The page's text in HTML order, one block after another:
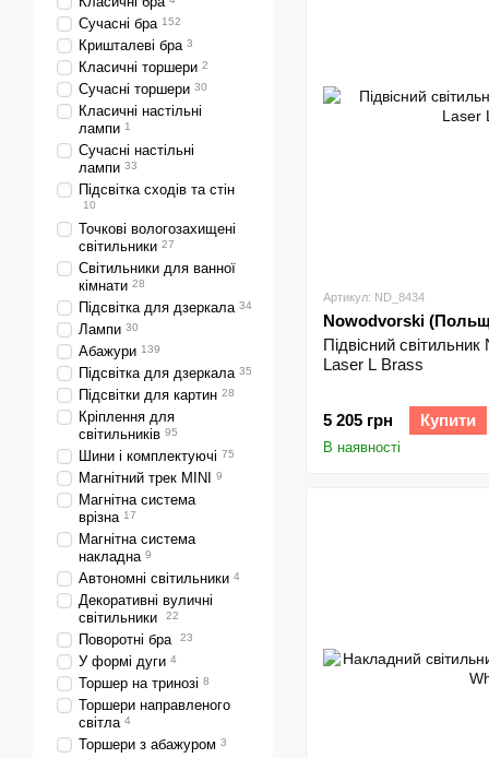
Артикул: ND_8434
Nowodvorski
Підвісний
Laser L Brass
5 205 грн Купити
В наявності
Сучасні бра 152
Кришталеві бра 3
Класичні торшери 2
Сучасні торшери 30
Класичні настільні
лампи 1
Сучасні настільні
лампи 33
Підсвітка сходів та стін
10
Точкові вологозахищені
світильники 27
Світильники для ванної
кімнати 28
Підсвітка для дзеркала 34
Лампи 30
Абажури 139
Підсвітка для дзеркала 35
Підсвітки для картин 28
Кріплення для
світильників 95
Шини і комплектуючі 75
Магнітний трек MINI 9
Магнітна система
врізна 17
Магнітна система
накладна 9
Автономні світильники 4
Декоративні вуличні
світильники
22
Поворотні бра 23
У формі дуги 4
Торшер на тринозі 8
Торшери направленого
світла 4
Торшери з абажуром 3